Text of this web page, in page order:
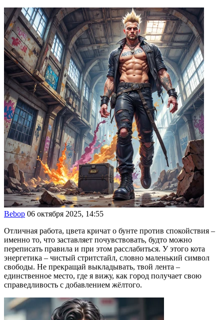
Bebop 06 октября 2025, 14:55
Отличная работа, цвета кричат о бунте против спокойствия –
именно то, что заставляет почувствовать, будто можно
переписать правила и при этом расслабиться. У этого кота
энергетика – чистый стритстайл, словно маленький символ
свободы. Не прекращай выкладывать, твой лента –
единственное место, где я вижу, как город получает свою
справедливость с добавлением жёлтого.